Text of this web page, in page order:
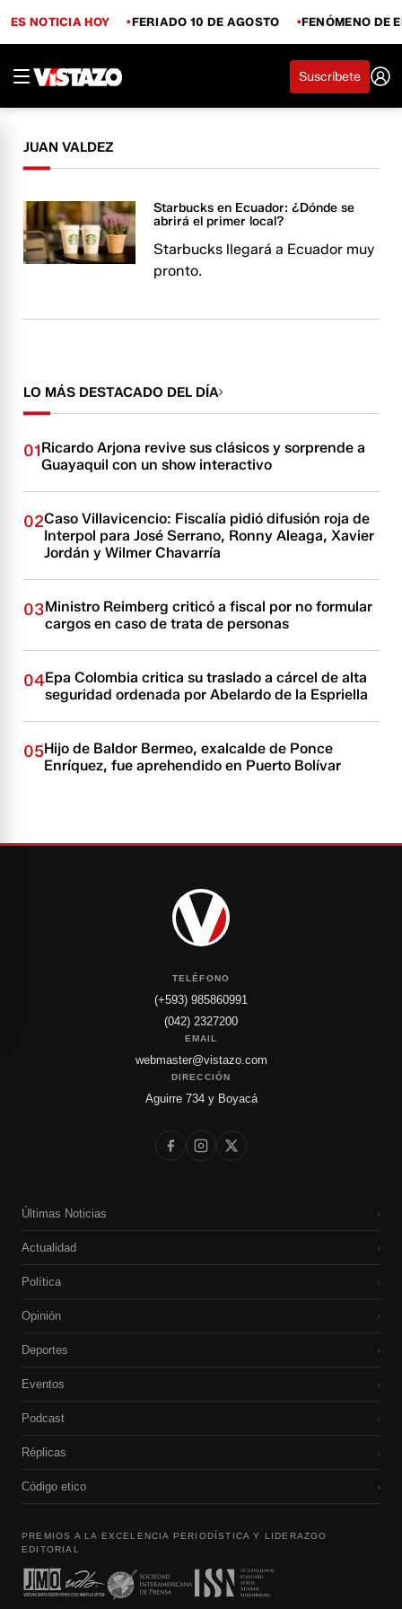
ES NOTICIA HOY FERIADO 10 DE AGOSTO FENÓMENO DE
Suscríbete
JUAN VALDEZ
Starbucks en Ecuador: ¿Dónde se
abrirá el primer local?
Starbucks llegará a Ecuador muy
pronto.
LO MÁS DESTACADO DEL DÍA
01Ricardo Arjona revive sus clásicos y sorprende a
Guayaquil con un show interactivo
02Caso Villavicencio: Fiscalía pidió difusión roja de
Interpol para José Serrano, Ronny Aleaga, Xavier
Jordán y Wilmer Chavarría
03Ministro Reimberg criticó a fiscal por no formular
cargos en caso de trata de personas
04Epa Colombia critica su traslado a cárcel de alta
seguridad ordenada por Abelardo de la Espriella
05Hijo de Baldor Bermeo, exalcalde de Ponce
Enríquez, fue aprehendido en Puerto Bolívar
TELÉFONO
(+593) 985860991
(042) 2327200
EMAIL
webmaster@vistazo.com
DIRECCIÓN
Aguirre 734 y Boyacá
Últimas Noticias ›
Actualidad ›
Política ›
Opinión ›
Deportes ›
Eventos ›
Podcast ›
Réplicas ›
Código etico ›
PREMIOS A LA EXCELENCIA PERIODÍSTICA Y LIDERAZGO
EDITORIAL